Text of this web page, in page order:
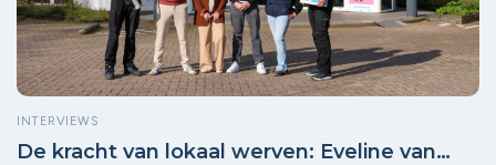
INTERVIEWS
De kracht van lokaal werven: Eveline van